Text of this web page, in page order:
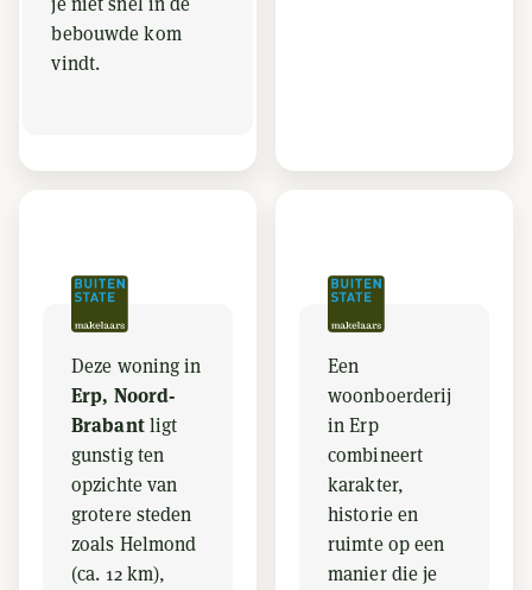
bebouwde kom
vindt.
Deze woning in
Erp, Noord-
Brabantligt
gunstig ten
opzichte van
grotere steden
zoals Helmond
(ca. 12 km),
Een
woonboerderij
in Erp
combineert
karakter,
historie en
ruimte op een
manier die je